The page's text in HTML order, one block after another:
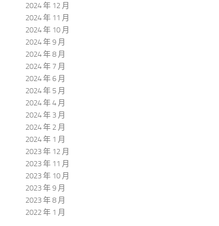
2024 年 12 月
2024 年 11 月
2024 年 10 月
2024 年 9 月
2024 年 8 月
2024 年 7 月
2024 年 6 月
2024 年 5 月
2024 年 4 月
2024 年 3 月
2024 年 2 月
2024 年 1 月
2023 年 12 月
2023 年 11 月
2023 年 10 月
2023 年 9 月
2023 年 8 月
2022 年 1 月